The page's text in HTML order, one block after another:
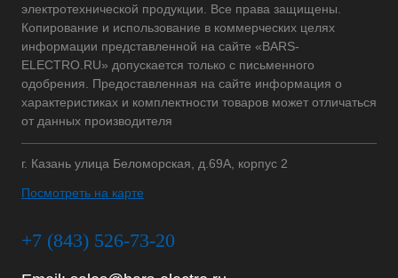
электротехнической продукции. Все права защищены.
Копирование и использование в коммерческих целях
информации представленной на сайте «BARS-
ELECTRO.RU» допускается только с письменного
одобрения. Предоставленная на сайте информация о
характеристиках и комплектности товаров может отличаться
от данных производителя
г. Казань улица Беломорская, д.69А, корпус 2
Посмотреть на карте
+7 (843) 526-73-20